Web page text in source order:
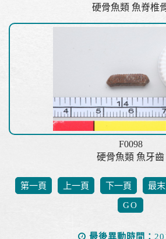
硬骨魚類 魚脊椎
F0098
硬骨魚類 魚牙齒
第一頁 上一頁 下一頁 最
最後異動時間：